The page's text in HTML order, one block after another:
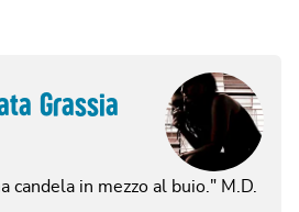
Grassia
candela in mezzo al buio." M.D.